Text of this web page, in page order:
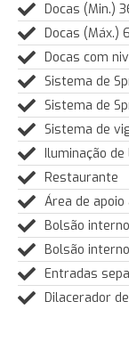
Docas (Min.)
Docas (Máx.)
Docas com
Sistema de
Sistema de
Sistema de
Iluminação de
Restaurante
Área de
Bolsão
Bolsão
Entradas
Dilacerador